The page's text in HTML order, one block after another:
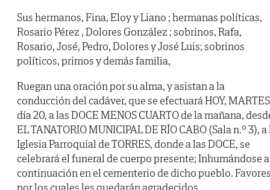
Sus hermanos, Fina, Eloy y Liano ; hermanas políticas,
Rosario Pérez , Dolores González ; sobrinos, Rafa,
Rosario, José, Pedro, Dolores y José Luis; sobrinos
políticos, primos y demás familia,
Ruegan una oración por su alma, y asistan a la
conducción del cadáver, que se efectuará HOY,
día 20, a las DOCE MENOS CUARTO de la mañana,
EL TANATORIO MUNICIPAL DE RÍO CABO (Sala n.º 3), a
Iglesia Parroquial de TORRES, donde a las DOCE, se
celebrará el funeral de cuerpo presente; Inhumándose a
continuación en el cementerio de dicho pueblo.